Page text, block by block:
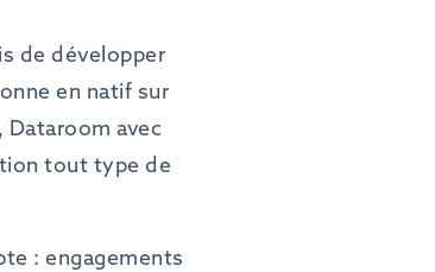
de développer
en natif sur
avec
tout type de
: engagements